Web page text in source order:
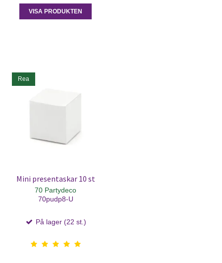
VISA PRODUKTEN
Rea
Mini presentaskar 10 st
70 Partydeco
70pudp8-U
På lager (22 st.)